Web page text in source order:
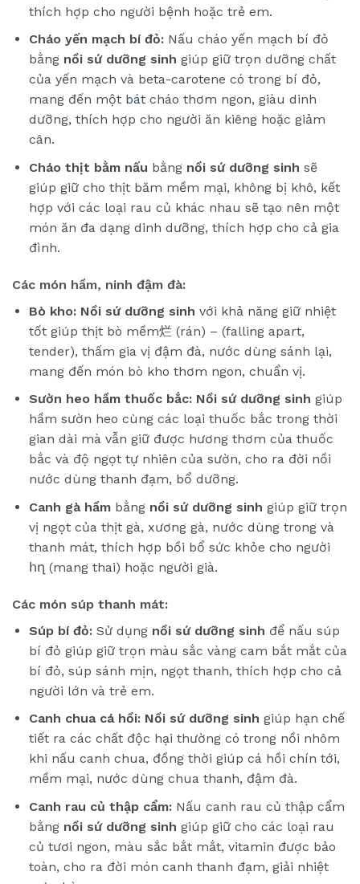
thích hợp cho người bệnh hoặc trẻ em.
Cháo yến mạch bí đỏ:Nấu cháo yến mạch bí đỏ
bằng nồi sứ dưỡng sinh giúp giữ trọn dưỡng chất
của yến mạch và beta-carotene có trong bí đỏ,
mang đến một bátcháo thơm ngon, giàu dinh
dưỡng, thích hợp cho người ăn kiêng hoặc giảm
cân.
Cháo thịt bằm nấu bằng nồi sứ dưỡng sinh sẽ
giúp giữ cho thịt băm mềm mại, không bị khô, kết
hợp với các loại rau củ khác nhau sẽ tạo nên một
món ăn đa dạng dinh dưỡng, thích hợp cho cả gia
đình.
Các món hầm, ninh đậm đà:
Bò kho: Nồi sứ dưỡng sinh với khả năng giữ nhiệt
tốt giúp thịt bò mềm烂 (rán) – (falling apart,
tender), thấm gia vị đậm đà, nước dùng sánh lại,
mang đến món bò kho thơm ngon, chuẩn vị.
Sườn heo hầm thuốc bắc: Nồi sứ dưỡng sinh giúp
hầm sườn heo cùng các loại thuốc bắc trong thời
gian dài mà vẫn giữ được hương thơm của thuốc
bắc và độ ngọt tự nhiên của sườn, cho ra đời nồi
nước dùng thanh đạm, bổ dưỡng.
Canh gà hầmbằng nồi sứ dưỡng sinh giúp giữ trọn
vị ngọt của thịt gà, xương gà, nước dùng trong và
thanh mát, thích hợp bồi bổ sức khỏe cho người
հղ (mang thai) hoặc người già.
Các món súp thanh mát:
Súp bí đỏ:Sử dụng nồi sứ dưỡng sinh để nấu súp
bí đỏ giúp giữ trọn màu sắc vàng cam bắt mắt của
bí đỏ, súp sánh mịn, ngọt thanh, thích hợp cho cả
người lớn và trẻ em.
Canh chua cá hồi: Nồi sứ dưỡng sinh giúp hạn chế
tiết ra các chất độc hại thường có trong nồi nhôm
khi nấu canh chua, đồng thời giúp cá hồi chín tới,
mềm mại, nước dùng chua thanh, đậm đà.
Canh rau củ thập cẩm:Nấu canh rau củ thập cẩm
bằng nồi sứ dưỡng sinh giúp giữ cho các loại rau
củ tươi ngon, màu sắc bắt mắt, vitamin được bảo
toàn, cho ra đời món canh thanh đạm, giải nhiệt